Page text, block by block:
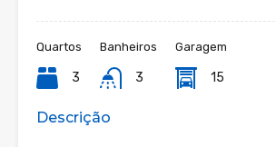
Quartos
3
Banheiros
3
Garagem
15
Descrição